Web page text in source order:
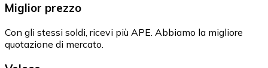
Miglior prezzo
Con gli stessi soldi, ricevi più APE. Abbiamo la migliore
quotazione di mercato.